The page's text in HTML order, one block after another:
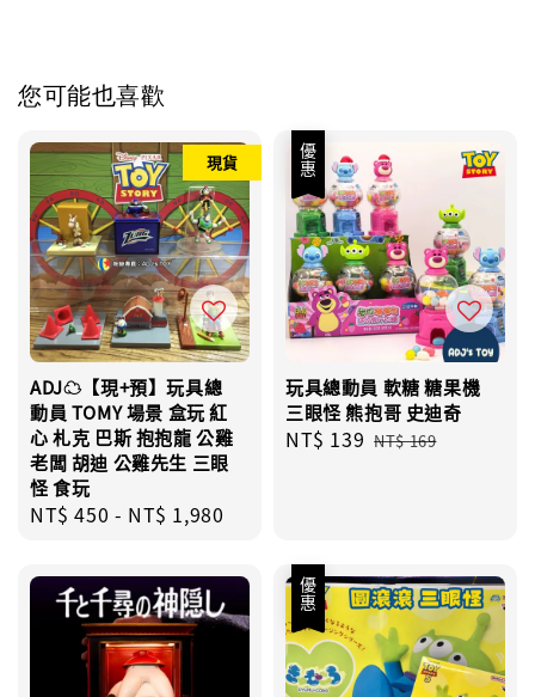
您可能也喜歡
現貨
ADJ☁️【現+預】玩具總
動員 TOMY 場景 盒玩 紅
心 札克 巴斯 抱抱龍 公雞
老闆 胡迪 公雞先生 三眼
怪 食玩
Regular
NT$ 450 - NT$ 1,980
優惠
玩具總動員 軟糖 糖果機
三眼怪 熊抱哥 史迪奇
Sale
NT$ 139 Regular
NT$ 169
優惠